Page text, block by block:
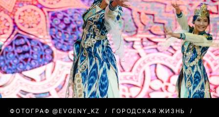
ФОТОГРАФ @EVGENY_KZ
ГОРОДСКАЯ ЖИЗНЬ